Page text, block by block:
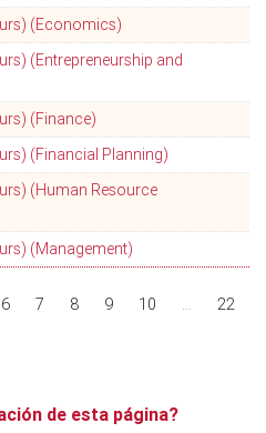
(Economics)
(Entrepreneurship and
(Finance)
(Financial Planning)
(Human Resource
(Management)
6 7 8 9 10 ... 22
de esta página?